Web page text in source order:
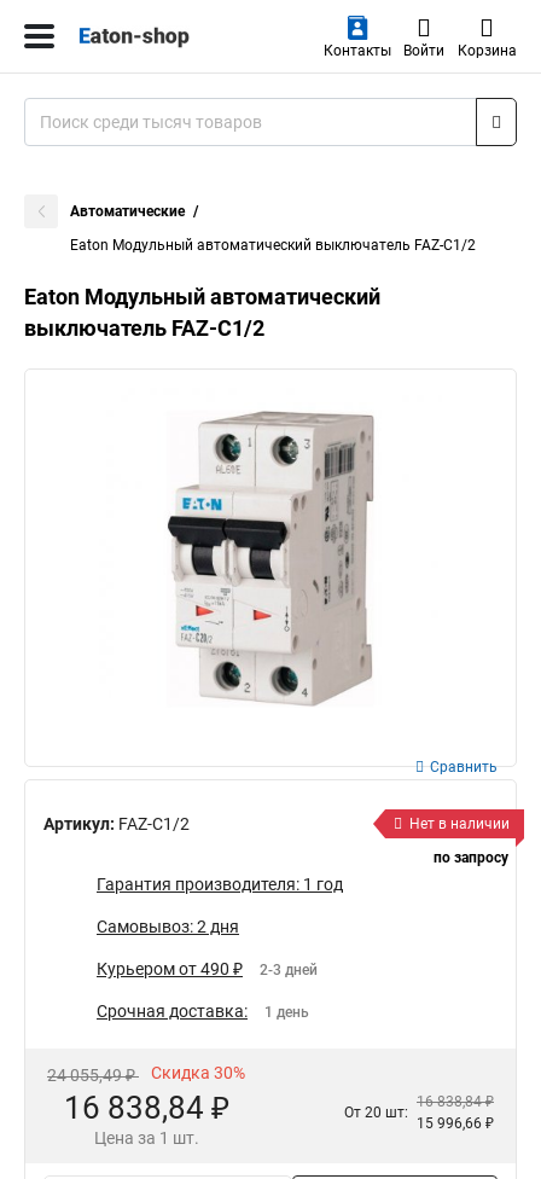
Контакты Войти Корзина
Автоматические
Eaton Модульный автоматический выключатель FAZ-C1/2
Eaton Модульный автоматический
выключатель FAZ-C1/2
Артикул: FAZ-C1/2
Сравнить
Нет в наличии
по запросу
Гарантия производителя: 1 год
Самовывоз: 2 дня
Курьером от 490 ₽ 2-3 дней
Срочная доставка: 1 день
24 055,49 ₽ Скидка 30%
16 838,84 ₽
Цена за 1 шт.
От 20 шт:
16 838,84 ₽
15 996,66 ₽